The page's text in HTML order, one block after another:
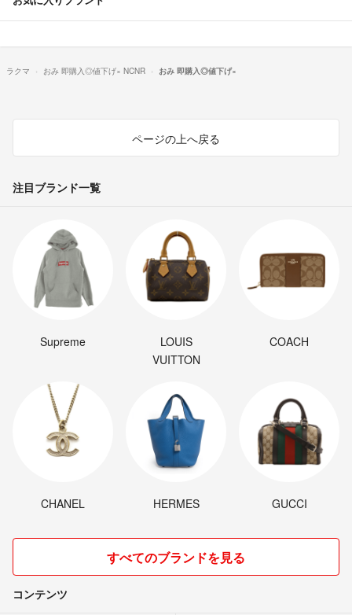
ラクマ おみ 即購入◎値下げ× NCNR おみ 即購入◎値下げ×
ページの上へ戻る
注目ブランド一覧
Supreme
LOUIS
VUITTON
COACH
CHANEL HERMES GUCCI
すべてのブランドを見る
コンテンツ